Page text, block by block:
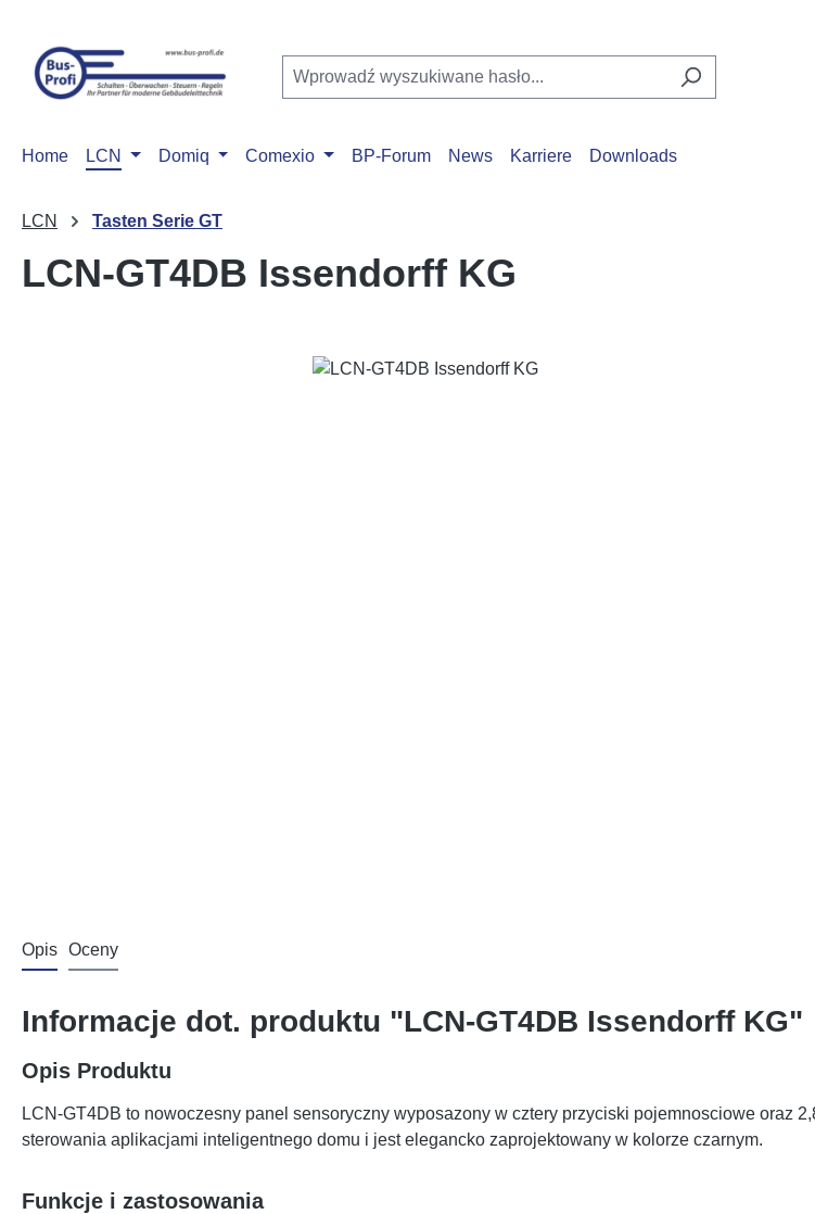
Home LCN Domiq Comexio BP-Forum News Karriere Downloads
LCN Tasten Serie GT
LCN-GT4DB Issendorff KG
Opis Oceny
Informacje dot. produktu "LCN-GT4DB Issendorff KG"
Opis Produktu
LCN-GT4DB to nowoczesny panel sensoryczny wyposazony w cztery przyciski pojemnosciowe oraz
sterowania aplikacjami inteligentnego domu i jest elegancko zaprojektowany w kolorze czarnym.
Funkcje i zastosowania